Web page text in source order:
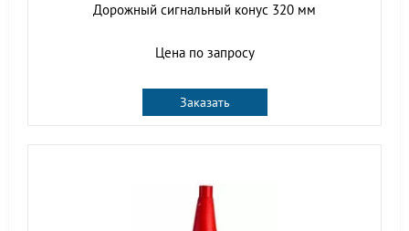
Дорожный сигнальный конус 320 мм
Цена по запросу
Заказать